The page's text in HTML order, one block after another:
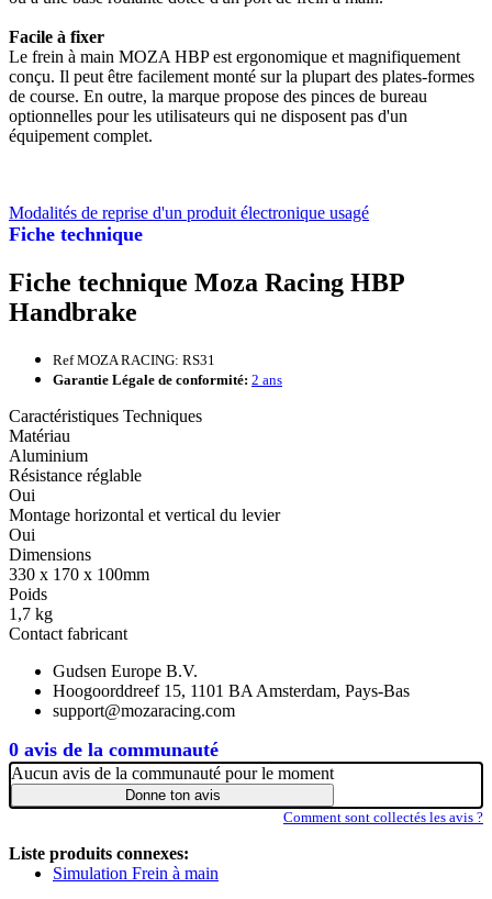
Fiche technique
0 avis de la communauté
Facile à fixer
Le frein à main MOZA HBP est ergonomique et magnifiquement
conçu. Il peut être facilement monté sur la plupart des plates-formes
de course. En outre, la marque propose des pinces de bureau
optionnelles pour les utilisateurs qui ne disposent pas d'un
équipement complet.
Modalités de reprise d'un produit électronique usagé
Fiche technique Moza Racing HBP
Handbrake
Ref MOZA RACING: RS31
Garantie Légale de conformité: 2 ans
Caractéristiques Techniques
Matériau
Aluminium
Résistance réglable
Oui
Montage horizontal et vertical du levier
Oui
Dimensions
330 x 170 x 100mm
Poids
1,7 kg
Contact fabricant
Gudsen Europe B.V.
Hoogoorddreef 15, 1101 BA Amsterdam, Pays-Bas
support@mozaracing.com
Aucun avis de la communauté pour le moment
Donne ton avis
Comment sont collectés les avis ?
Liste produits connexes:
Simulation Frein à main